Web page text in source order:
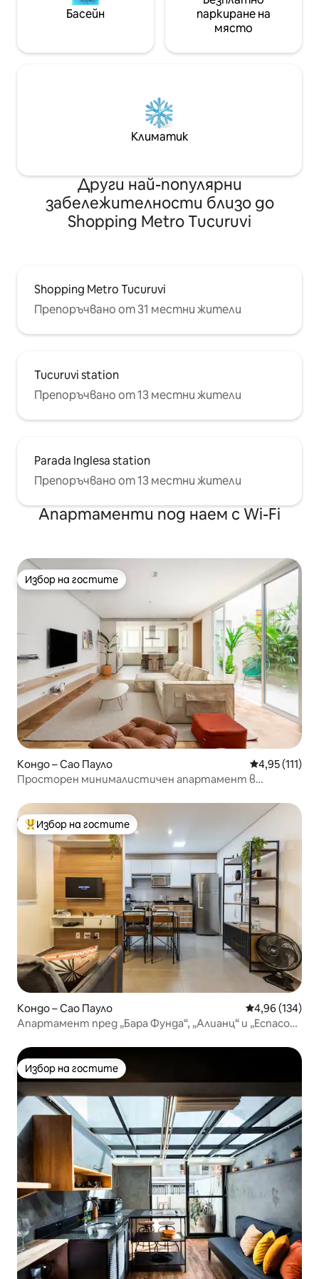
Басейн
паркиране на
място
Климатик
Други най-популярни
забележителности близо до
Shopping Metro Tucuruvi
Shopping Metro Tucuruvi
Препоръчвано от 31 местни жители
Tucuruvi station
Препоръчвано от 13 местни жители
Parada Inglesa station
Препоръчвано от 13 местни жители
Апартаменти под наем с Wi-Fi
Избор на гостите
Избор на гостите
Кондо – Сао Пауло Средна
4,95 (111)
Просторен минималистичен апартамент в
Най-популярен избор на гостите
Избор на гостите
Кондо – Сао Пауло Средна
4,96 (134)
Апартамент пред „Бара Фунда“, „Алианц“ и „Еспасо
Избор на гостите
Избор на гостите